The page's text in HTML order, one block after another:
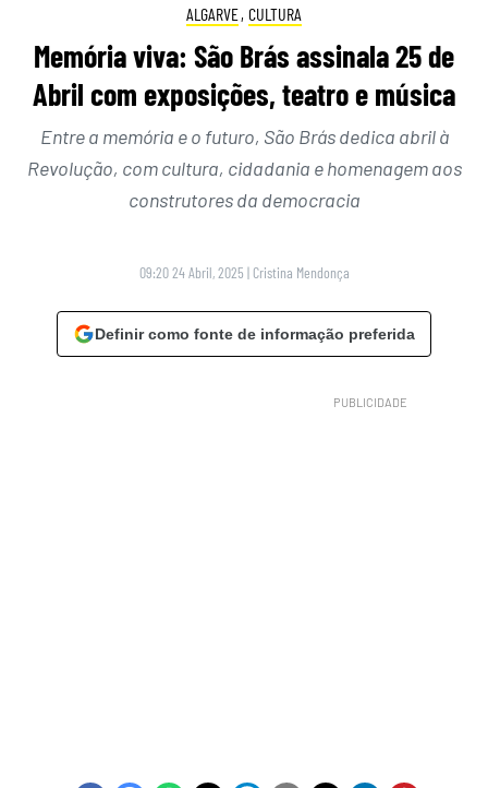
ALGARVE, CULTURA
Memória viva: São Brás assinala 25 de
Abril com exposições, teatro e música
Entre a memória e o futuro, São Brás dedica abril à
Revolução, com cultura, cidadania e homenagem aos
construtores da democracia
09:20 24 Abril, 2025 | Cristina Mendonça
Definir como fonte de informação preferida